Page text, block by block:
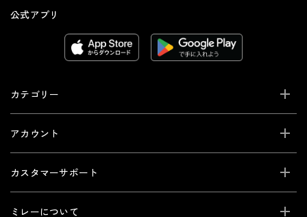
公式アプリ
カテゴリー
アカウント
カスタマーサポート
ミレーについて